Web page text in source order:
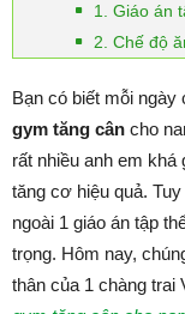
1. Giáo án
2. Chế độ
Bạn có biết mỗi
gym tăng cân cho
rất nhiều anh em khá
tăng cơ hiệu quả.
ngoài 1 giáo án tập
trọng. Hôm nay,
thân của 1 chàng